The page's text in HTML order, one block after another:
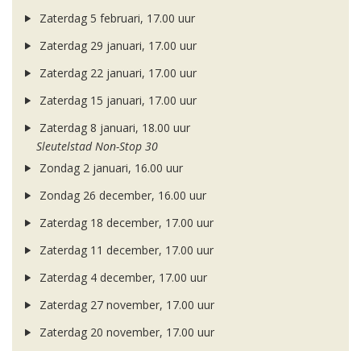
Zaterdag 5 februari, 17.00 uur
Zaterdag 29 januari, 17.00 uur
Zaterdag 22 januari, 17.00 uur
Zaterdag 15 januari, 17.00 uur
Zaterdag 8 januari, 18.00 uur
Sleutelstad Non-Stop 30
Zondag 2 januari, 16.00 uur
Zondag 26 december, 16.00 uur
Zaterdag 18 december, 17.00 uur
Zaterdag 11 december, 17.00 uur
Zaterdag 4 december, 17.00 uur
Zaterdag 27 november, 17.00 uur
Zaterdag 20 november, 17.00 uur